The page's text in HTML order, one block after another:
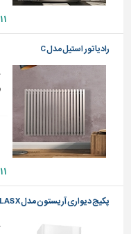
رادیاتور استیل مدل C
پکیج دیواری آریستون مدل CLAS X